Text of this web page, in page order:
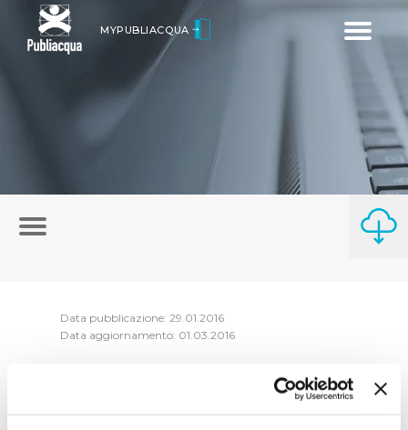
Toggle
MYPUBLIACQUA
Data pubblicazione: 29.01.2016
Data aggiornamento: 01.03.2016